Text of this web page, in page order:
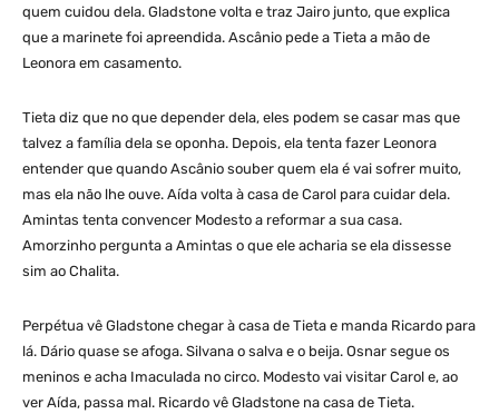
quem cuidou dela. Gladstone volta e traz Jairo junto, que explica
que a marinete foi apreendida. Ascânio pede a Tieta a mão de
Leonora em casamento.
Tieta diz que no que depender dela, eles podem se casar mas que
talvez a família dela se oponha. Depois, ela tenta fazer Leonora
entender que quando Ascânio souber quem ela é vai sofrer muito,
mas ela não lhe ouve. Aída volta à casa de Carol para cuidar dela.
Amintas tenta convencer Modesto a reformar a sua casa.
Amorzinho pergunta a Amintas o que ele acharia se ela dissesse
sim ao Chalita.
Perpétua vê Gladstone chegar à casa de Tieta e manda Ricardo para
lá. Dário quase se afoga. Silvana o salva e o beija. Osnar segue os
meninos e acha Imaculada no circo. Modesto vai visitar Carol e, ao
ver Aída, passa mal. Ricardo vê Gladstone na casa de Tieta.